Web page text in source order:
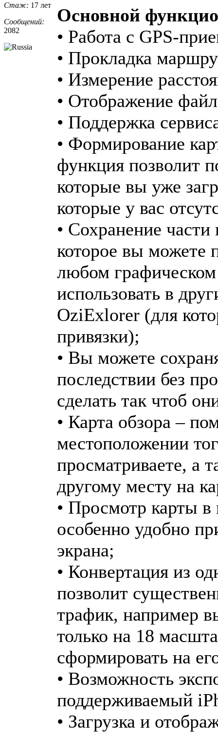
Стаж: 17 лет
Сообщений:
2082
Основной
• Работа с GPS-
• Прокладка
• Измерение
• Отображение
• Поддержка
• Формирование
функция позволит
которые вы уже
которые у вас
• Сохранение
которое вы можете
любом графическом
использовать в
OziExlorer (для
привязки);
• Вы можете
последствии без
сделать так чтоб
• Карта обзора –
местоположении
просматриваете, а
другому месту на
• Просмотр карты
особенно удобно
экрана;
• Конвертация из
позволит
трафик, например
только на 18
сформировать на
• Возможность
поддерживаемый
• Загрузка и